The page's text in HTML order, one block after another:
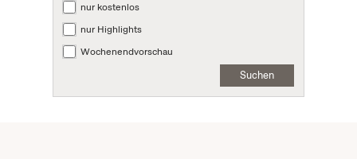
nur kostenlos
nur Highlights
Wochenendvorschau
Suchen